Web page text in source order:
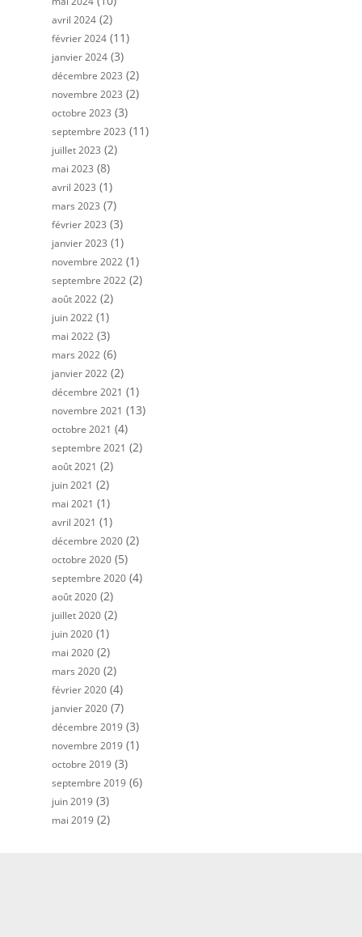
avril 2024 (2)
février 2024 (11)
janvier 2024 (3)
décembre 2023 (2)
novembre 2023 (2)
octobre 2023 (3)
septembre 2023 (11)
juillet 2023 (2)
mai 2023 (8)
avril 2023 (1)
mars 2023 (7)
février 2023 (3)
janvier 2023 (1)
novembre 2022 (1)
septembre 2022 (2)
août 2022 (2)
juin 2022 (1)
mai 2022 (3)
mars 2022 (6)
janvier 2022 (2)
décembre 2021 (1)
novembre 2021 (13)
octobre 2021 (4)
septembre 2021 (2)
août 2021 (2)
juin 2021 (2)
mai 2021 (1)
avril 2021 (1)
décembre 2020 (2)
octobre 2020 (5)
septembre 2020 (4)
août 2020 (2)
juillet 2020 (2)
juin 2020 (1)
mai 2020 (2)
mars 2020 (2)
février 2020 (4)
janvier 2020 (7)
décembre 2019 (3)
novembre 2019 (1)
octobre 2019 (3)
septembre 2019 (6)
juin 2019 (3)
mai 2019 (2)